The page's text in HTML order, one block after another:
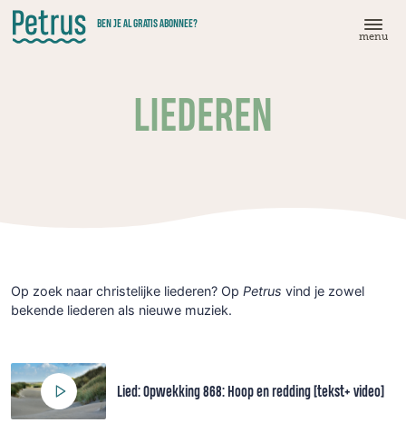
Doorgaan
naar
hoofdinhoud
BEN JE AL GRATIS ABONNEE?
menu
LIEDEREN
Op zoek naar christelijke liederen? Op Petrus vind je zowel
bekende liederen als nieuwe muziek.
Lied: Opwekking 868: Hoop en redding [tekst+ video]